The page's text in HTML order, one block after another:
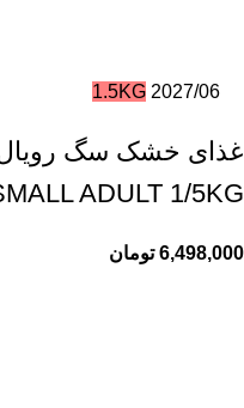
2027/06
1.5KG
غذای خشک سگ رویال
ADULT 1/5KG
6,498,000 تومان